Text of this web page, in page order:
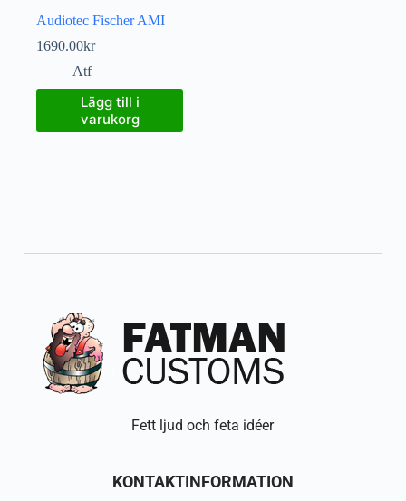
Audiotec Fischer AMI
1690.00kr
Atf
Lägg till i
varukorg
Fett ljud och feta idéer
KONTAKTINFORMATION